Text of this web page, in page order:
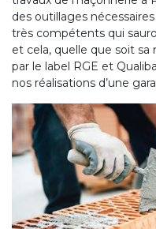
des outillages
très compétents qui
et cela, quelle que soit
par le label RGE et
nos réalisations d’une